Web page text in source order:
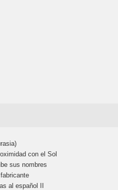
con el Sol
sus nombres
al español II